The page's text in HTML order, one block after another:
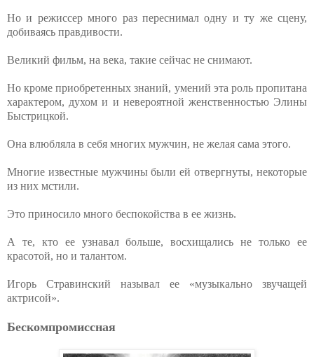
Но и режиссер много раз переснимал одну и ту же сцену,
добиваясь правдивости.
Великий фильм, на века, такие сейчас не снимают.
Но кроме приобретенных знаний, умений эта роль пропитана
характером, духом и и невероятной женственностью Элины
Быстрицкой.
Она влюбляла в себя многих мужчин, не желая сама этого.
Многие известные мужчины были ей отвергнуты, некоторые
из них мстили.
Это приносило много беспокойства в ее жизнь.
А те, кто ее узнавал больше, восхищались не только ее
красотой, но и талантом.
Игорь Стравинский называл ее «музыкально звучащей
актрисой».
Бескомпромиссная